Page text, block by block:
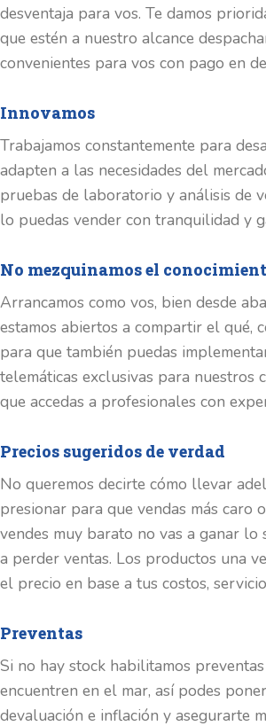
desventaja para vos. Te damos
que estén a nuestro alcance
convenientes para vos con pago en
Innovamos
Trabajamos constantemente para
adapten a las necesidades del
pruebas de laboratorio y análisis de
lo puedas vender con tranquilidad y
No mezquinamos el
Arrancamos como vos, bien desde
estamos abiertos a compartir el qué,
para que también puedas
telemáticas exclusivas para nuestros
que accedas a profesionales con
Precios sugeridos de verdad
No queremos decirte cómo llevar
presionar para que vendas más caro
vendes muy barato no vas a ganar
a perder ventas. Los productos una
el precio en base a tus costos,
Preventas
Si no hay stock habilitamos
encuentren en el mar, así podes
devaluación e inflación y asegurarte